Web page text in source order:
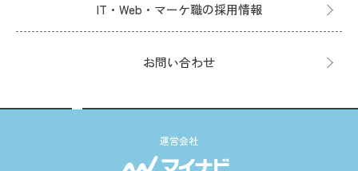
IT・Web・マーケ職の採用情報
お問い合わせ
運営会社